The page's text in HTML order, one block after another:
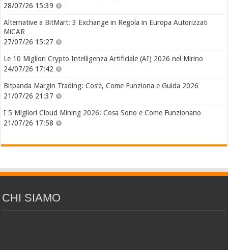
28/07/26 15:39
Alternative a BitMart: 3 Exchange in Regola in Europa Autorizzati
MiCAR
27/07/26 15:27
Le 10 Migliori Crypto Intelligenza Artificiale (AI) 2026 nel Mirino
24/07/26 17:42
Bitpanda Margin Trading: Cos’è, Come Funziona e Guida 2026
21/07/26 21:37
I 5 Migliori Cloud Mining 2026: Cosa Sono e Come Funzionano
21/07/26 17:58
CHI SIAMO